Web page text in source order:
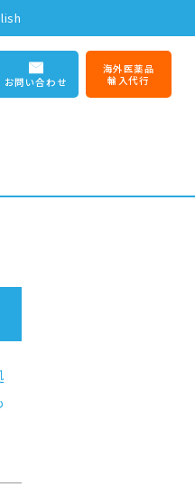
お問い合わせ
海外医薬品
輸入代行